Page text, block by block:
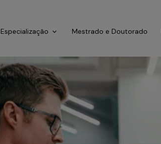
Especialização Mestrado e Doutorado